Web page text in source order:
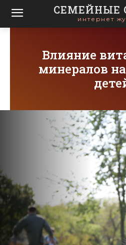
СЕМЕЙНЫЕ
интернет
Влияние
минералов